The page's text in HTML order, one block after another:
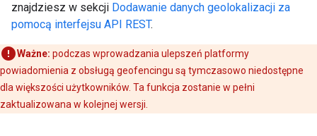
znajdziesz w sekcji Dodawanie danych geolokalizacji za
pomocą interfejsu API REST.
Ważne: podczas wprowadzania ulepszeń platformy
powiadomienia z obsługą geofencingu są tymczasowo niedostępne
dla większości użytkowników. Ta funkcja zostanie w pełni
zaktualizowana w kolejnej wersji.